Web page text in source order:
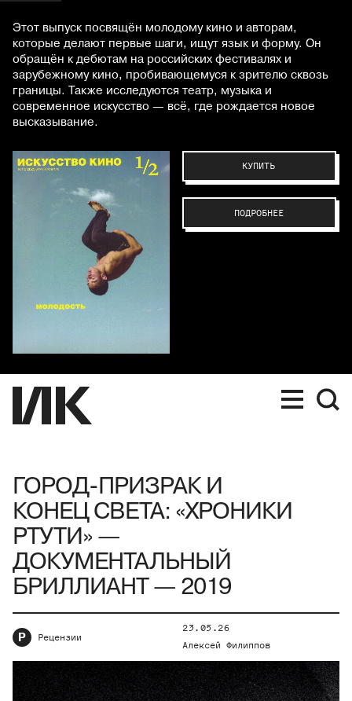
Этот выпуск посвящён молодому кино и авторам,
которые делают первые шаги, ищут язык и форму. Он
обращён к дебютам на российских фестивалях и
зарубежному кино, пробивающемуся к зрителю сквозь
границы. Также исследуются театр, музыка и
современное искусство — всё, где рождается новое
высказывание.
КУПИТЬ
ПОДРОБНЕЕ
ГОРОД-ПРИЗРАК И
КОНЕЦ СВЕТА: «ХРОНИКИ
РТУТИ» —
ДОКУМЕНТАЛЬНЫЙ
БРИЛЛИАНТ — 2019
Р Рецензии
23.05.26
Алексей Филиппов